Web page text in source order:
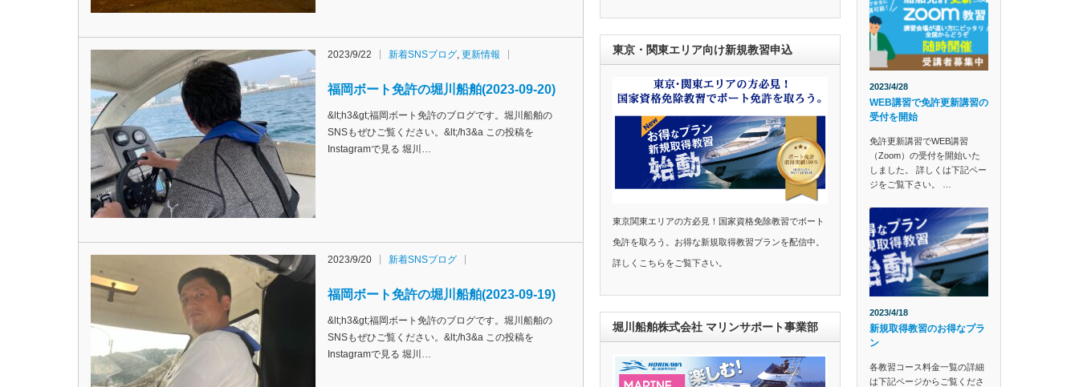
2023/9/22 新着SNSブログ, 更新情報
福岡ボート免許の堀川船舶(2023-09-20)
&lt;h3&gt;福岡ボート免許のブログです。堀川船舶の
SNSもぜひご覧ください。&lt;/h3&a この投稿を
Instagramで見る 堀川…
2023/9/20 新着SNSブログ
福岡ボート免許の堀川船舶(2023-09-19)
&lt;h3&gt;福岡ボート免許のブログです。堀川船舶の
SNSもぜひご覧ください。&lt;/h3&a この投稿を
Instagramで見る 堀川…
東京・関東エリア向け新規教習申込
東京関東エリアの方必見！国家資格免除教習でボート
免許を取ろう。お得な新規取得教習プランを配信中。
詳しくこちらをご覧下さい。
堀川船舶株式会社 マリンサポート事業部
2023/4/28
WEB講習で免許更新講習の
受付を開始
免許更新講習でWEB講習
（Zoom）の受付を開始いた
しました。 詳しくは下記ペー
ジをご覧下さい。 …
2023/4/18
新規取得教習のお得なプラ
ン
各教習コース料金一覧の詳細
は下記ページからご覧くださ